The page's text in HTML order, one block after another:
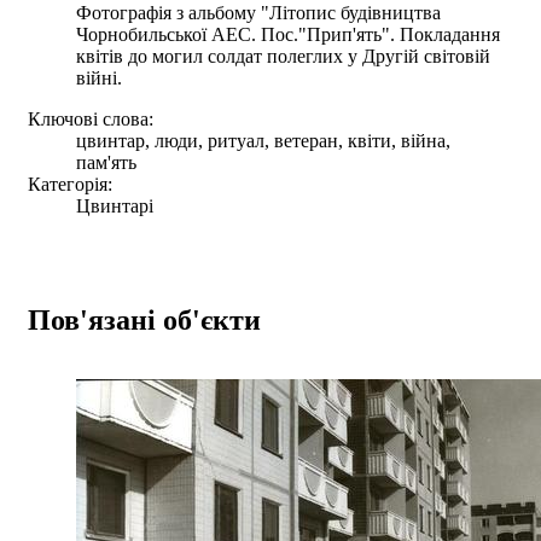
Фотографія з альбому "Літопис будівництва
Чорнобильської АЕС. Пос."Прип'ять". Покладання
квітів до могил солдат полеглих у Другій світовій
війні.
Ключові слова:
цвинтар, люди, ритуал, ветеран, квіти, війна,
пам'ять
Категорія:
Цвинтарі
Пов'язані об'єкти